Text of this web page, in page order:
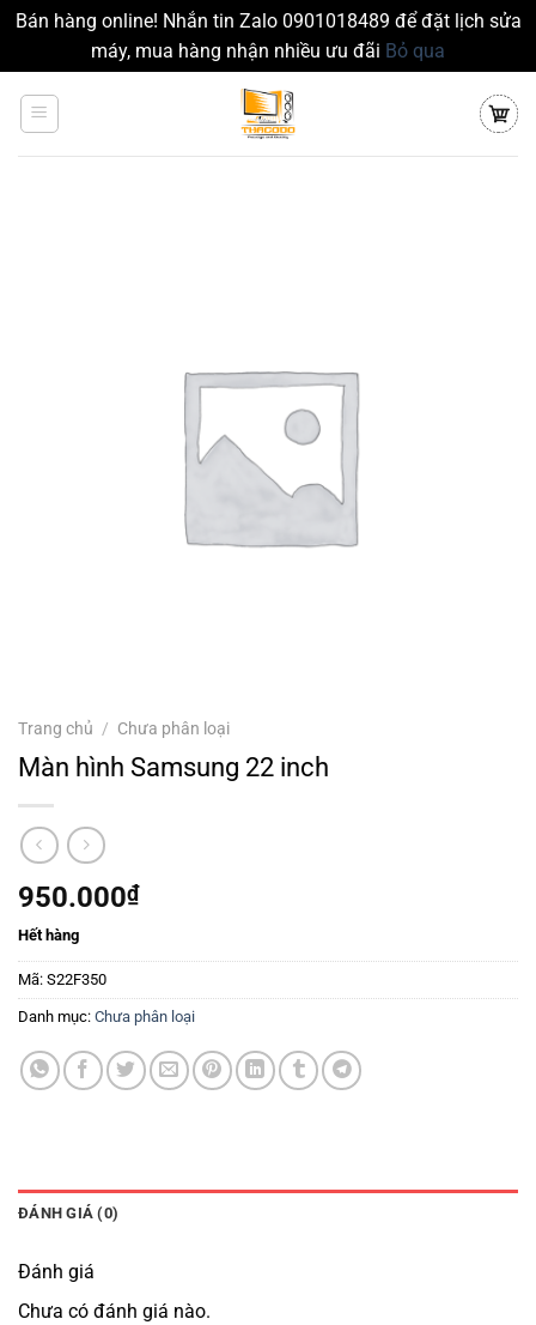
Bán hàng online! Nhắn tin Zalo 0901018489 để đặt lịch sửa
máy, mua hàng nhận nhiều ưu đãi Bỏ qua
đến
Trang chủ / Chưa phân loại
Màn hình Samsung 22 inch
950.000₫
Hết hàng
Mã: S22F350
Danh mục: Chưa phân loại
ĐÁNH GIÁ (0)
Đánh giá
Chưa có đánh giá nào.